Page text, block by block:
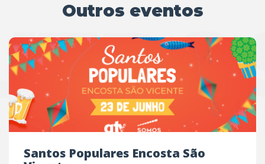
Outros eventos
Santos Populares Encosta São